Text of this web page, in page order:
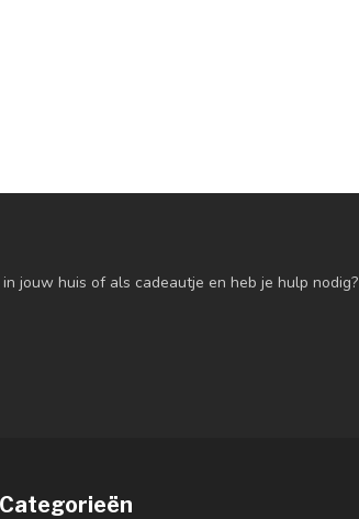
jouw huis of als cadeautje en heb je hulp nodig?
Categorieën